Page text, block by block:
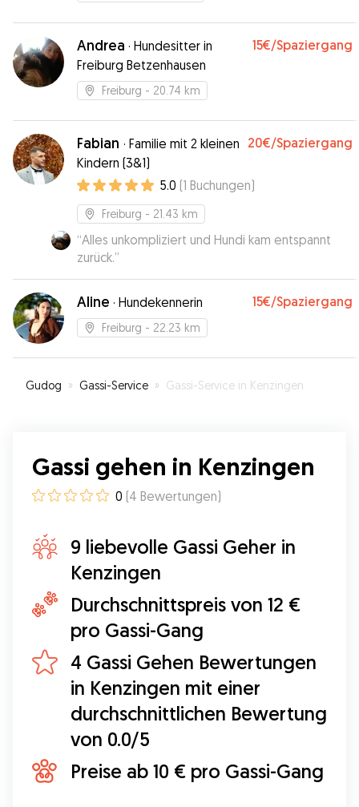
Andrea · Hundesitter in
Freiburg Betzenhausen
15€/Spaziergang
Freiburg - 20.74 km
Fabian · Familie mit 2 kleinen
Kindern (3&1)
20€/Spaziergang
5.0 (1 Buchungen)
Freiburg - 21.43 km
“Alles unkompliziert und Hundi kam entspannt
zurück.”
Aline · Hundekennerin 15€/Spaziergang
Freiburg - 22.23 km
Gudog » Gassi-Service » Gassi-Service in Kenzingen
Gassi gehen in Kenzingen
0 (4 Bewertungen)
9 liebevolle Gassi Geher in
Kenzingen
Durchschnittspreis von 12 €
pro Gassi-Gang
4 Gassi Gehen Bewertungen
in Kenzingen mit einer
durchschnittlichen Bewertung
von 0.0/5
Preise ab 10 € pro Gassi-Gang